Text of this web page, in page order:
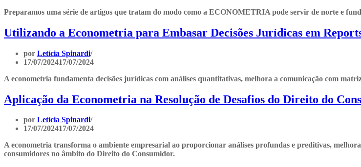
Preparamos uma série de artigos que tratam do modo como a ECONOMETRIA pode servir de norte e
Utilizando a Econometria para Embasar Decisões Jurídicas em
por Letícia Spinardi
17/07/202417/07/2024
A econometria fundamenta decisões jurídicas com análises quantitativas, melhora a comunicação com
Aplicação da Econometria na Resolução de Desafios do Direito do
por Letícia Spinardi
17/07/202417/07/2024
A econometria transforma o ambiente empresarial ao proporcionar análises profundas e preditivas,
consumidores no âmbito do Direito do Consumidor.